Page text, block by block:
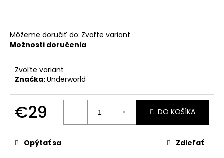
Môžeme doručiť do: Zvoľte variant
Možnosti doručenia
Zvoľte variant
Značka:Underworld
€29
cena:
DO KOŠÍKA
Opýtať sa Zdieľať